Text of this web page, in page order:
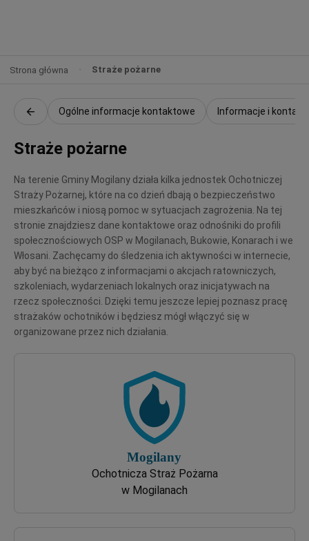
Strona główna Straże pożarne
Ogólne informacje kontaktowe Informacje i
Straże pożarne
Na terenie Gminy Mogilany działa kilka jednostek Ochotniczej
Straży Pożarnej, które na co dzień dbają o bezpieczeństwo
mieszkańców i niosą pomoc w sytuacjach zagrożenia. Na tej
stronie znajdziesz dane kontaktowe oraz odnośniki do profili
społecznościowych OSP w Mogilanach, Bukowie, Konarach i we
Włosani. Zachęcamy do śledzenia ich aktywności w internecie,
aby być na bieżąco z informacjami o akcjach ratowniczych,
szkoleniach, wydarzeniach lokalnych oraz inicjatywach na
rzecz społeczności. Dzięki temu jeszcze lepiej poznasz pracę
strażaków ochotników i będziesz mógł włączyć się w
organizowane przez nich działania.
Ochotnicza Straż Pożarna
w Mogilanach